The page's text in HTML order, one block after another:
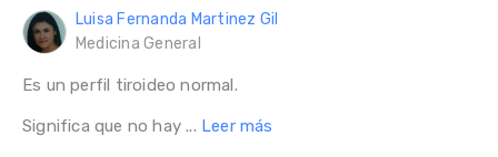
Luisa Fernanda Martinez Gil
Medicina General
Es un perfil tiroideo normal.
Significa que no hay ... Leer más